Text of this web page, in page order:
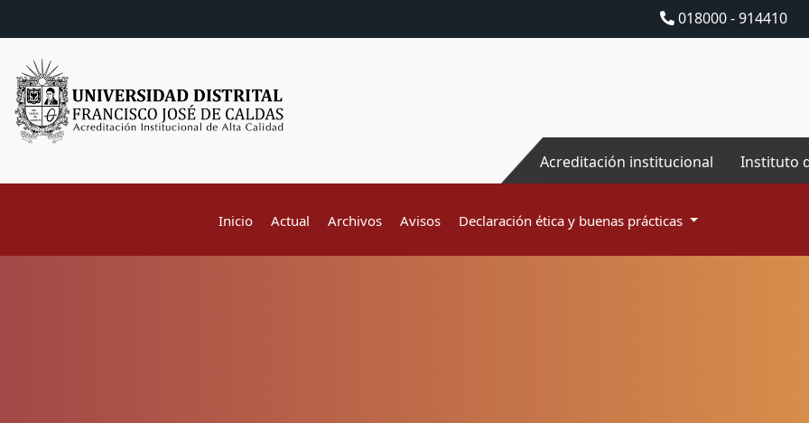
018000 - 914410
Acreditación institucional Instituto
Inicio Actual Archivos Avisos Declaración ética y buenas prácticas